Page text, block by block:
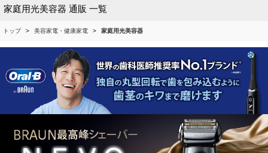
家庭用光美容器 通販 一覧
トップ 美容家電・健康家電 家庭用光美容器